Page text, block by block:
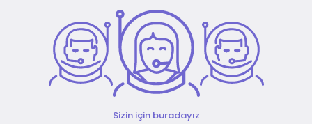
Sizin için buradayız